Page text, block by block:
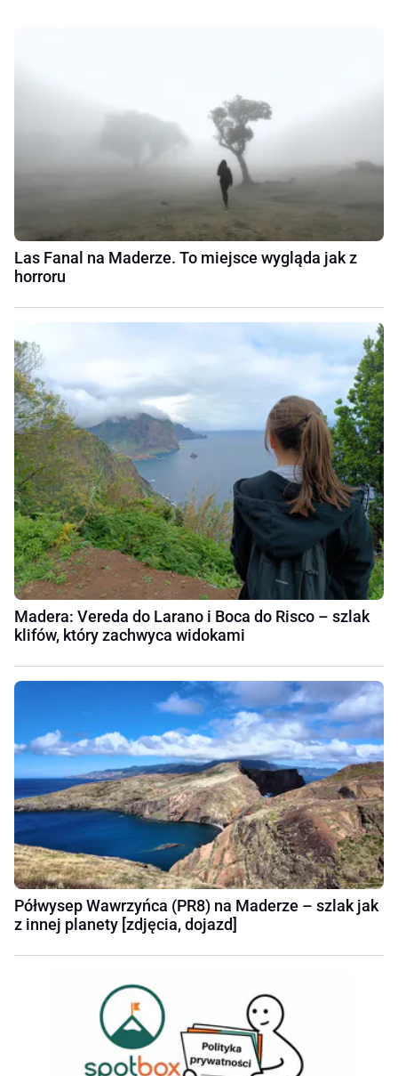
Las Fanal na Maderze. To miejsce wygląda jak z
horroru
Madera: Vereda do Larano i Boca do Risco – szlak
klifów, który zachwyca widokami
Półwysep Wawrzyńca (PR8) na Maderze – szlak jak
z innej planety [zdjęcia, dojazd]